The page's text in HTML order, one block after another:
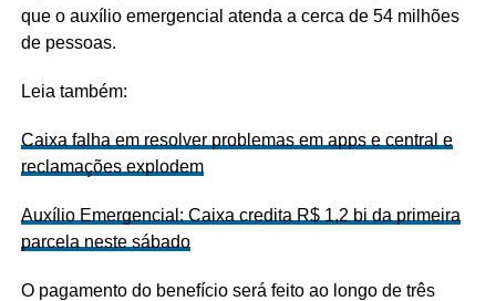
que o auxílio emergencial atenda a cerca de 54 milhões
de pessoas.
Leia também:
Caixa falha em resolver problemas em apps e central e
reclamações explodem
Auxílio Emergencial: Caixa credita R$ 1,2 bi da primeira
parcela neste sábado
O pagamento do benefício será feito ao longo de três